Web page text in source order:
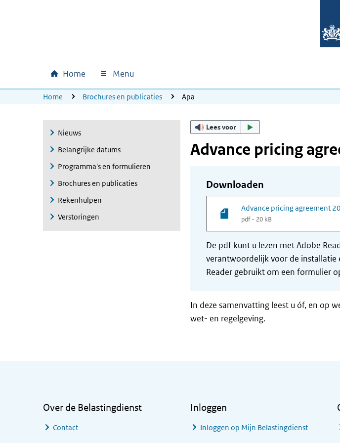
Hoofdnavigatie
Home Menu
U bevindt zich hier:
Home Brochures en publicaties Apa
Nieuws
Belangrijke datums
Programma's en formulieren
Brochures en publicaties
Rekenhulpen
Verstoringen
Lees voor
Advance pricing
Downloaden
Advance pricing agreement
pdf - 20 kB
De pdf kunt u lezen met Adobe
verantwoordelijk voor de installatie
Reader gebruikt om een formulier
In deze samenvatting leest u óf, en op
wet- en regelgeving.
Over de Belastingdienst
Contact
Inloggen
Inloggen op Mijn Belastingdienst